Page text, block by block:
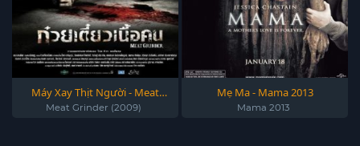
Máy Xay Thịt Người - Meat
Grinder (2009)
Meat Grinder (2009)
Mẹ Ma - Mama 2013
Mama 2013